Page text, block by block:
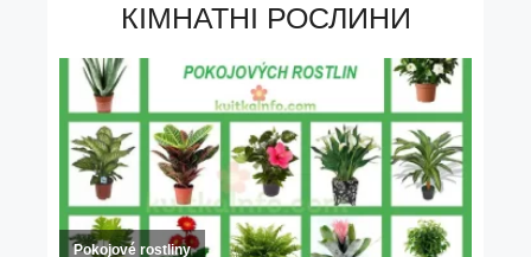
КІМНАТНІ РОСЛИНИ